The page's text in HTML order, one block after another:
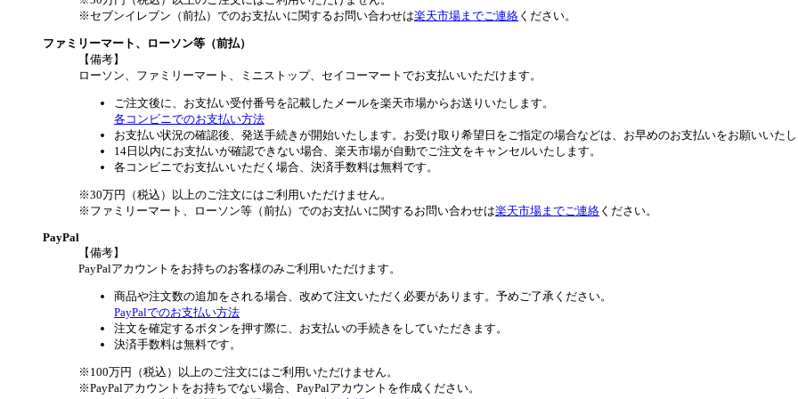
※セブンイレブン（前払）でのお支払いに関するお問い合わせは楽天市場までご連絡 ください。
ファミリーマート、ローソン等（前払）
【備考】
ローソン、ファミリーマート、ミニストップ、セイコーマートでお支払いいただけます。
ご注文後に、お支払い受付番号を記載したメールを楽天市場からお送りいたします。
各コンビニでのお支払い方法
お支払い状況の確認後、発送手続きが開始いたします。お受け取り希望日をご指定の場合などは、お早めのお支払いをお願いいた
14日以内にお支払いが確認できない場合、楽天市場が自動でご注文をキャンセルいたします。
各コンビニでお支払いいただく場合、決済手数料は無料です。
※30万円（税込）以上のご注文にはご利用いただけません。
※ファミリーマート、ローソン等（前払）でのお支払いに関するお問い合わせは楽天市場までご連絡 ください。
PayPal
【備考】
PayPalアカウントをお持ちのお客様のみご利用いただけます。
商品や注文数の追加をされる場合、改めて注文いただく必要があります。予めご了承ください。
PayPalでのお支払い方法
注文を確定するボタンを押す際に、お支払いの手続きをしていただきます。
決済手数料は無料です。
※100万円（税込）以上のご注文にはご利用いただけません。
※PayPalアカウントをお持ちでない場合、PayPalアカウントを作成ください。